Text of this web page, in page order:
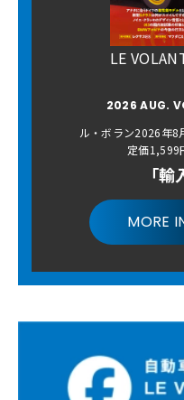
LE
2026 AUG.
ル・ボラン2026年
定価1,599
「
MORE